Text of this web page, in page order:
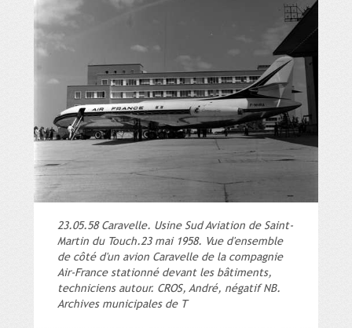
23.05.58 Caravelle. Usine Sud Aviation de Saint-
Martin du Touch.23 mai 1958. Vue d'ensemble
de côté d'un avion Caravelle de la compagnie
Air-France stationné devant les bâtiments,
techniciens autour. CROS, André, négatif NB.
Archives municipales de T